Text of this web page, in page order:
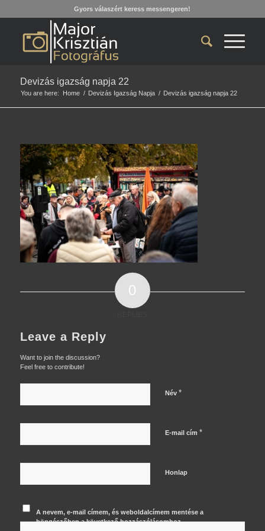
Gyors válaszért keress messengeren!
Devizás igazság napja 22
You are here: Home / Devizás Igazság Napja / Devizás igazság napja 22
0
Leave a Reply
Want to join the discussion?
Feel free to contribute!
Név *
E-mail cím *
Honlap
A nevem, e-mail címem, és weboldalcímem mentése a
böngészőben a következő hozzászólásomhoz.